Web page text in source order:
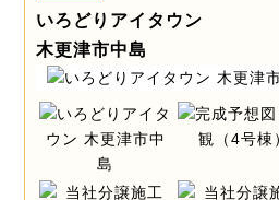
いろどりアイタウン
木更津市中島